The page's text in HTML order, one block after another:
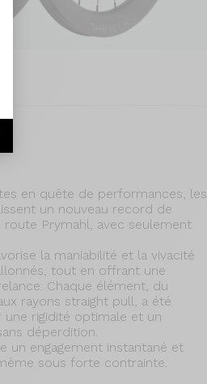
en quête de performances, les
un nouveau record de
route Prymahl, avec seulement
la maniabilité et la vivacité
tout en offrant une
Chaque élément, du
rayons straight pull, a été
rigidité optimale et un
déperdition.
un engagement instantané et
sous forte contrainte.